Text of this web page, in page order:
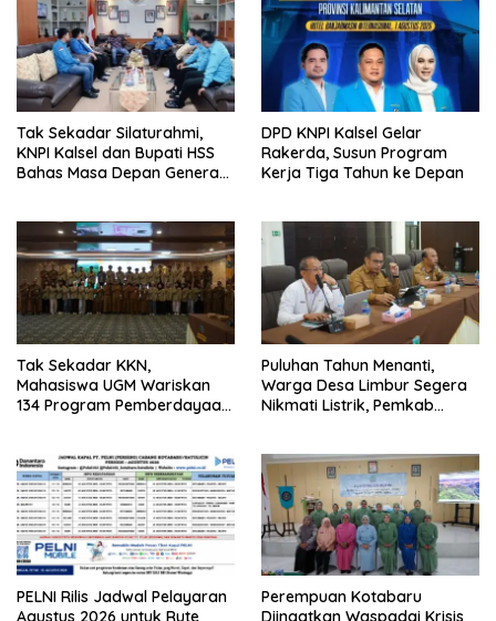
Tak Sekadar Silaturahmi,
KNPI Kalsel dan Bupati HSS
Bahas Masa Depan Generasi
DPD KNPI Kalsel Gelar
Rakerda, Susun Program
Kerja Tiga Tahun ke Depan
Tak Sekadar KKN,
Mahasiswa UGM Wariskan
134 Program Pemberdayaan
Puluhan Tahun Menanti,
Warga Desa Limbur Segera
Nikmati Listrik, Pemkab
PELNI Rilis Jadwal Pelayaran
Agustus 2026 untuk Rute
Perempuan Kotabaru
Diingatkan Waspadai Krisis